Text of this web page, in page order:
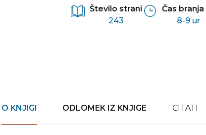
Število strani
243
Čas branja
8-9 ur
O KNJIGI ODLOMEK IZ KNJIGE CITATI